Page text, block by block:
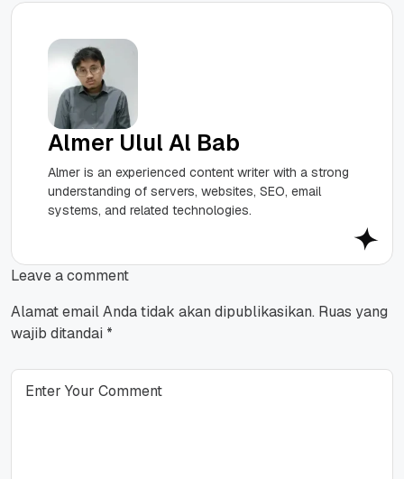
Almer Ulul Al Bab
Almer is an experienced content writer with a strong
understanding of servers, websites, SEO, email
systems, and related technologies.
Leave a comment
Alamat email Anda tidak akan dipublikasikan. Ruas yang
wajib ditandai *